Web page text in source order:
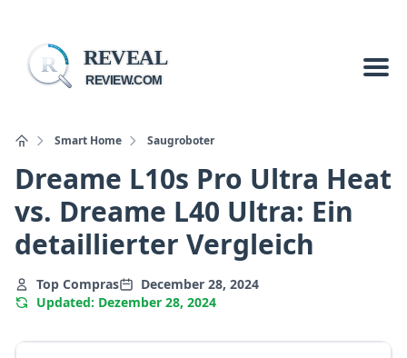
R REVEAL
REVIEW.COM
Smart Home Saugroboter
Dreame L10s Pro Ultra Heat
vs. Dreame L40 Ultra: Ein
detaillierter Vergleich
Top Compras
December 28, 2024
Updated: Dezember 28, 2024